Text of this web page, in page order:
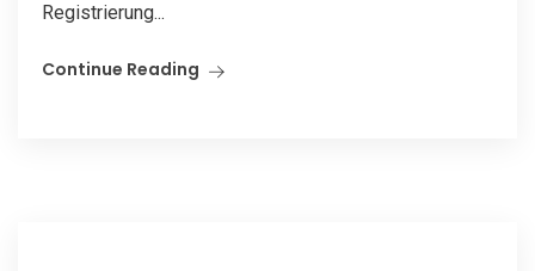
Registrierung...
Continue Reading